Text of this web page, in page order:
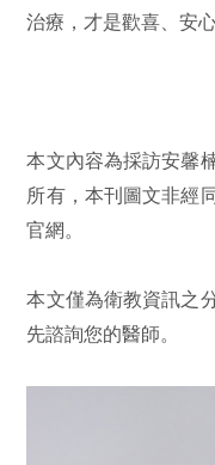
治療，才是歡喜、安
本文內容為採訪安馨
所有，本刊圖文非經
官網。
本文僅為衛教資訊之
先諮詢您的醫師。